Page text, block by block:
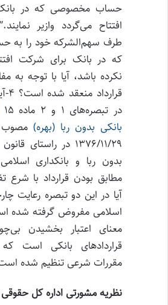
حساب مخصوصی که در
افتتاح می‌گردد وازیر
طرف سهم‌الشرکه خود را
که در بانک برای شرکت
نکرده باشد، آیا با توجه به
در تبصره‌های ۱ و ۲ ماده ۱۵
بانکی بدون ربا (بهره)
۱۳۷۶/۱۱/۲۹ در راستای
بدون ربا و بانکداری
مطابق بودن قرارداد با شرع
آیا در این دو تبصره رعایت
اسلامی مفروض گرفته شده
معنای اعتبار بخشیدن
قراردادهای بانکی است
مقررات شرعی تنظیم شده
نظریه مشورتی اداره کل